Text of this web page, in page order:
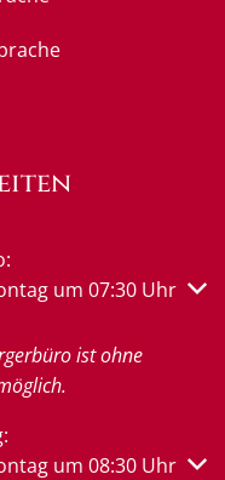
Schließzeiten
um 07:30 Uhr
ist ohne
Schließzeiten
um 08:30 Uhr